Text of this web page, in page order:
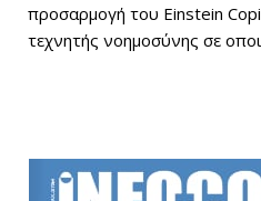
προσαρμογή του Einstein
τεχνητής νοημοσύνης σε